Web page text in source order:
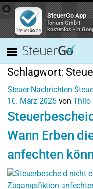
×
SteuerGo App
forium GmbH
kostenlos - In
Schlagwort:
Steuer-Nachrichten
10. März 2025 von Thilo
Wann Erben
anfechten